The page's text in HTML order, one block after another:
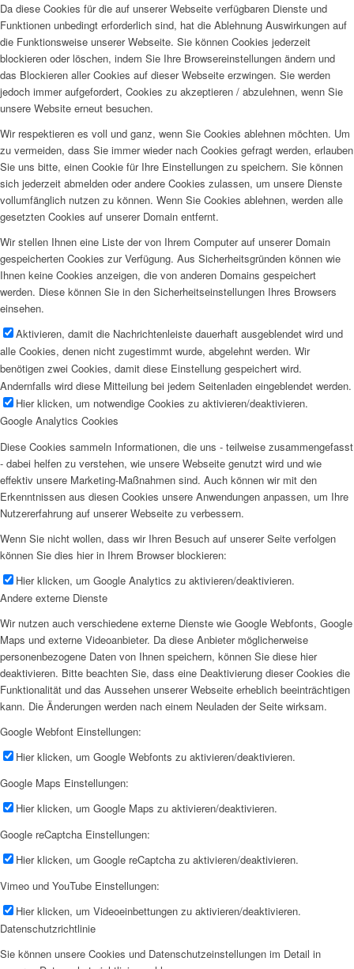
Da diese Cookies für die auf unserer Webseite verfügbaren Dienste und
Funktionen unbedingt erforderlich sind, hat die Ablehnung Auswirkungen auf
die Funktionsweise unserer Webseite. Sie können Cookies jederzeit
blockieren oder löschen, indem Sie Ihre Browsereinstellungen ändern und
das Blockieren aller Cookies auf dieser Webseite erzwingen. Sie werden
jedoch immer aufgefordert, Cookies zu akzeptieren / abzulehnen, wenn Sie
unsere Website erneut besuchen.
Wir respektieren es voll und ganz, wenn Sie Cookies ablehnen möchten. Um
zu vermeiden, dass Sie immer wieder nach Cookies gefragt werden, erlauben
Sie uns bitte, einen Cookie für Ihre Einstellungen zu speichern. Sie können
sich jederzeit abmelden oder andere Cookies zulassen, um unsere Dienste
vollumfänglich nutzen zu können. Wenn Sie Cookies ablehnen, werden alle
gesetzten Cookies auf unserer Domain entfernt.
Wir stellen Ihnen eine Liste der von Ihrem Computer auf unserer Domain
gespeicherten Cookies zur Verfügung. Aus Sicherheitsgründen können wie
Ihnen keine Cookies anzeigen, die von anderen Domains gespeichert
werden. Diese können Sie in den Sicherheitseinstellungen Ihres Browsers
einsehen.
Aktivieren, damit die Nachrichtenleiste dauerhaft ausgeblendet wird und
alle Cookies, denen nicht zugestimmt wurde, abgelehnt werden. Wir
benötigen zwei Cookies, damit diese Einstellung gespeichert wird.
Andernfalls wird diese Mitteilung bei jedem Seitenladen eingeblendet werden.
Hier klicken, um notwendige Cookies zu aktivieren/deaktivieren.
Google Analytics Cookies
Diese Cookies sammeln Informationen, die uns - teilweise zusammengefasst
- dabei helfen zu verstehen, wie unsere Webseite genutzt wird und wie
effektiv unsere Marketing-Maßnahmen sind. Auch können wir mit den
Erkenntnissen aus diesen Cookies unsere Anwendungen anpassen, um Ihre
Nutzererfahrung auf unserer Webseite zu verbessern.
Wenn Sie nicht wollen, dass wir Ihren Besuch auf unserer Seite verfolgen
können Sie dies hier in Ihrem Browser blockieren:
Hier klicken, um Google Analytics zu aktivieren/deaktivieren.
Andere externe Dienste
Wir nutzen auch verschiedene externe Dienste wie Google Webfonts, Google
Maps und externe Videoanbieter. Da diese Anbieter möglicherweise
personenbezogene Daten von Ihnen speichern, können Sie diese hier
deaktivieren. Bitte beachten Sie, dass eine Deaktivierung dieser Cookies die
Funktionalität und das Aussehen unserer Webseite erheblich beeinträchtigen
kann. Die Änderungen werden nach einem Neuladen der Seite wirksam.
Google Webfont Einstellungen:
Hier klicken, um Google Webfonts zu aktivieren/deaktivieren.
Google Maps Einstellungen:
Hier klicken, um Google Maps zu aktivieren/deaktivieren.
Google reCaptcha Einstellungen:
Hier klicken, um Google reCaptcha zu aktivieren/deaktivieren.
Vimeo und YouTube Einstellungen:
Hier klicken, um Videoeinbettungen zu aktivieren/deaktivieren.
Datenschutzrichtlinie
Sie können unsere Cookies und Datenschutzeinstellungen im Detail in